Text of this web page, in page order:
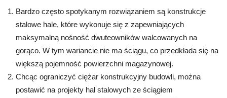
Bardzo często spotykanym rozwiązaniem są konstrukcje
stalowe hale, które wykonuje się z zapewniających
maksymalną nośność dwuteowników walcowanych na
gorąco. W tym wariancie nie ma ściągu, co przedkłada się na
większą pojemność powierzchni magazynowej.
Chcąc ograniczyć ciężar konstrukcyjny budowli, można
postawić na projekty hal stalowych ze ściągiem